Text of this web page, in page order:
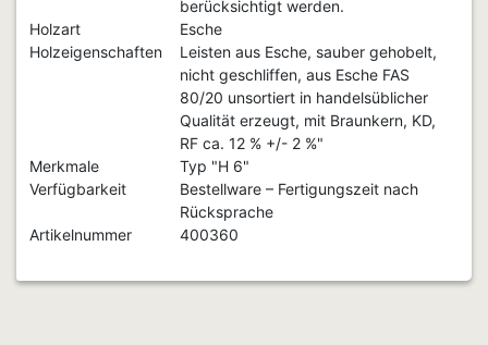
berücksichtigt werden.
Holzart
Esche
Holzeigenschaften
Leisten aus Esche, sauber gehobelt,
nicht geschliffen, aus Esche FAS
80/20 unsortiert in handelsüblicher
Qualität erzeugt, mit Braunkern, KD,
RF ca. 12 % +/- 2 %"
Merkmale
Typ "H 6"
Verfügbarkeit
Bestellware – Fertigungszeit nach
Rücksprache
Artikelnummer
400360